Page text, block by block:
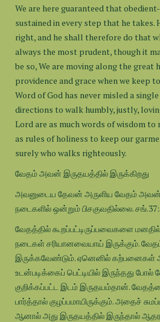
We are here guaranteed that
sustained in every step that he takes.
right, and he shall therefore do that
always the most prudent, though it
be so, We are moving along the great
providence and grace when we keep
Word of God has never misled a
directions to walk humbly, justly,
Lord are as much words of wisdom to
as rules of holiness to keep our
surely who walks righteously.
வேதம் அவன் இருதயத்தில் இருக்கிறது
அவனுடைய தேவன் அருளிய வேதம் அவன்
நடைகளில் ஒன்றும் பிசகுவதில்லை.
வேதத்தில் கூறப்பட்டிருப்பவைகளை
நடைகள் சரியானவையாய் இருக்கும்.
இருக்கவேண்டும். ஏனெனில் கற்பனைகள்
உடன்படிக்கைப் பெட்டியில் இருந்தது போல்
குறிக்கப்பட்ட இடம் இருதயம்தான்.
பார்த்தால் குழப்பமாயிருக்கும். அதைச்
ஆனால் அது இருதயத்தில் இருந்தால்